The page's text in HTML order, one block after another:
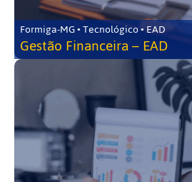
Formiga-MG • Tecnológico • EAD
Gestão Financeira – EAD